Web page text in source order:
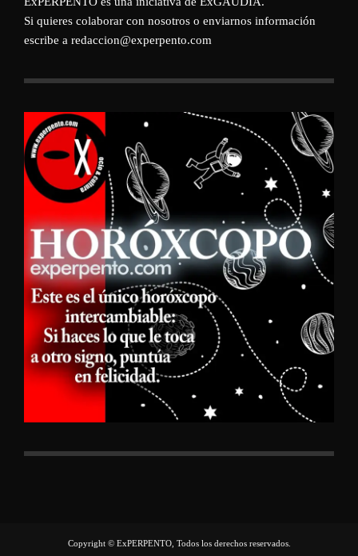
Si quieres colaborar con nosotros o enviarnos información
escribe a redaccion@experpento.com
Copyright © ExPERPENTO, Todos los derechos reservados.